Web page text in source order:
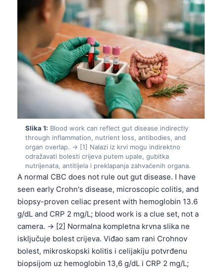
Slika 1: Blood work can reflect gut disease indirectly
through inflammation, nutrient loss, antibodies, and
organ overlap. → [1] Nalazi iz krvi mogu indirektno
odražavati bolesti crijeva putem upale, gubitka
nutrijenata, antitijela i preklapanja zahvaćenih organa.
A normal CBC does not rule out gut disease. I have
seen early Crohn's disease, microscopic colitis, and
biopsy-proven celiac present with hemoglobin 13.6
g/dL and CRP 2 mg/L; blood work is a clue set, not a
camera. → [2] Normalna kompletna krvna slika ne
isključuje bolest crijeva. Viđao sam rani Crohnov
bolest, mikroskopski kolitis i celijakiju potvrđenu
biopsijom uz hemoglobin 13,6 g/dL i CRP 2 mg/L;